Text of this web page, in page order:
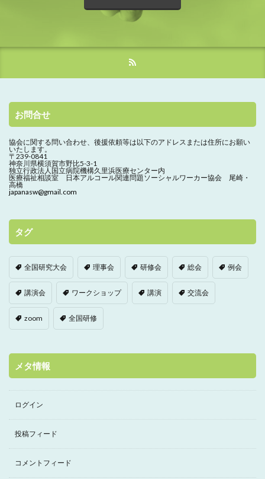
お問合せ
協会に関する問い合わせ、 後援依頼等は以下のアドレスまたは住所にお願い
いたします。
〒239-0841
神奈川県横須賀市野比5-3-1
独立行政法人国立病院機構久里浜医療センター内
医療福祉相談室 日本アルコール関連問題ソーシャルワーカー協会 尾崎・
高橋
japanasw@gmail.com
タグ
全国研究大会 理事会 研修会 総会 例会
講演会 ワークショップ 講演 交流会
zoom 全国研修
メタ情報
ログイン
投稿フィード
コメントフィード